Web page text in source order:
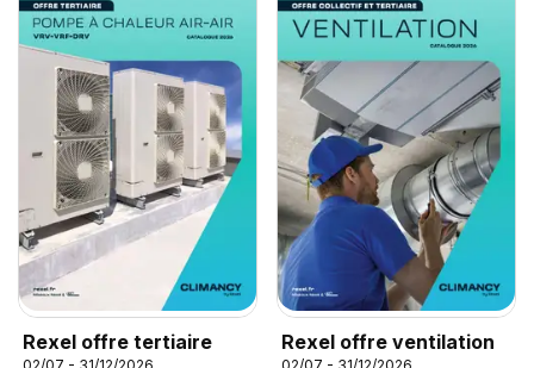
Rexel offre tertiaire Rexel offre ventilation